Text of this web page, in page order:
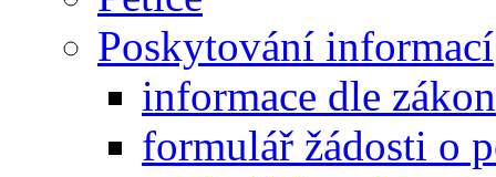
Poskytování informací
informace dle
formulář žádosti o